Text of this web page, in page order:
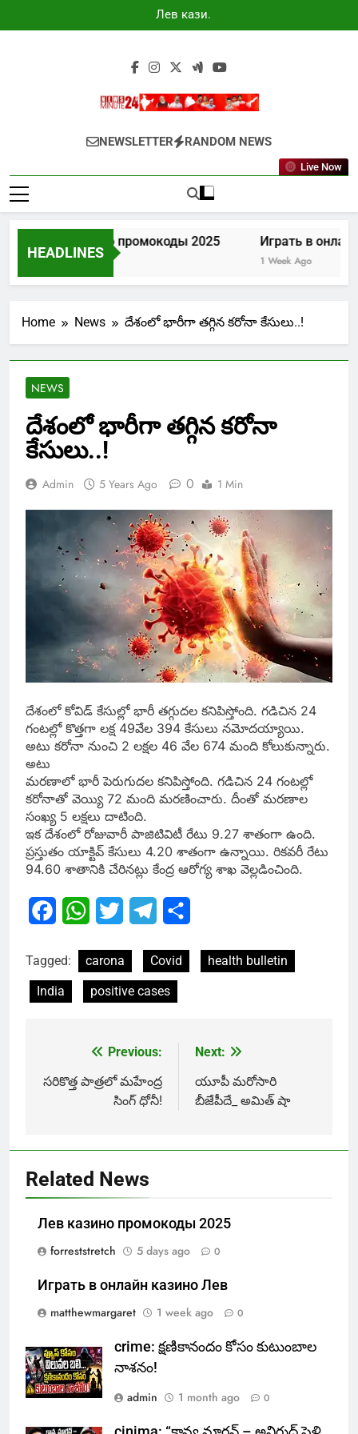
to
Лев казино
промокоды
Newsminute24
Get All Updated Telugu News
NEWSLETTER RANDOM NEWS
Live Now
HEADLINES
Лев казино промокоды 2025
5 Days Ago
Играть в
1 Week Ago
Home News దేశంలో భారీగా తగ్గిన కరోనా కేసులు..!
NEWS
దేశంలో భారీగా తగ్గిన కరోనా
కేసులు..!
Admin 5 Years Ago 0 1 Min
దేశంలో కోవిడ్ కేసుల్లో భారీ తగ్గుదల కనిపిస్తోంది. గడిచిన 24
గంటల్లో కొత్తగా లక్ష 49వేల 394 కేసులు నమోదయ్యాయి.
అటు కరోనా నుంచి 2 లక్షల 46 వేల 674 మంది కోలుకున్నారు.
అటు
మరణాలో భారీ పెరుగుదల కనిపిస్తోంది. గడిచిన 24 గంటల్లో
కరోనాతో వెయ్యి 72 మంది మరణించారు. దీంతో మరణాల
సంఖ్య 5 లక్షలు దాటింది.
ఇక దేశంలో రోజువారీ పాజిటివిటీ రేటు 9.27 శాతంగా ఉంది.
ప్రస్తుతం యాక్టివ్​ కేసులు 4.20 శాతంగా ఉన్నాయి. రికవరీ రేటు
94.60 శాతానికి చేరినట్లు కేంద్ర ఆరోగ్య శాఖ వెల్లడించింది.
FacebookWhatsApp
Twitter Telegram
Tagged: carona Covid
health bulletin
India
positive cases
navigation
Previous:
సరికొత్త పాత్రలో మహేంద్ర
సింగ్ ధోనీ!
Next:
యూపీ మరోసారి
బీజేపీదే_ అమిత్ షా
Related News
Лев казино промокоды 2025
forreststretch
5 days ago 0
Играть в онлайн казино Лев
matthewmargaret
1 week ago 0
crime: క్షణికానందం కోసం కుటుంబాల
నాశనం!
admin
1 month ago 0